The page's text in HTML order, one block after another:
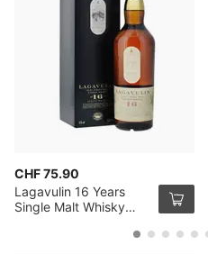
CHF 75.90
Lagavulin 16 Years
Single Malt Whisky